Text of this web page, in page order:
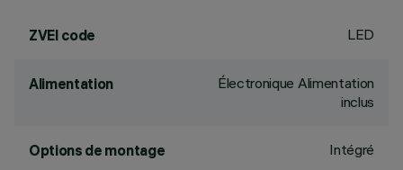
ZVEI code LED
Alimentation
Électronique Alimentation
inclus
Options de montage Intégré